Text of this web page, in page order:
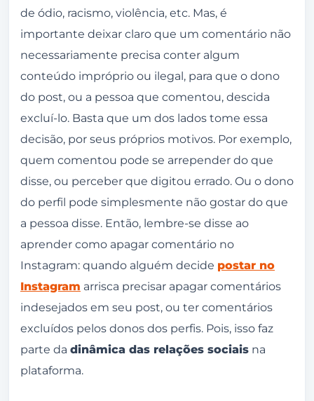
de ódio, racismo, violência, etc. Mas, é
importante deixar claro que um comentário não
necessariamente precisa conter algum
conteúdo impróprio ou ilegal, para que o dono
do post, ou a pessoa que comentou, descida
excluí-lo. Basta que um dos lados tome essa
decisão, por seus próprios motivos. Por exemplo,
quem comentou pode se arrepender do que
disse, ou perceber que digitou errado. Ou o dono
do perfil pode simplesmente não gostar do que
a pessoa disse. Então, lembre-se disse ao
aprender como apagar comentário no
Instagram: quando alguém decide postar no
Instagram arrisca precisar apagar comentários
indesejados em seu post, ou ter comentários
excluídos pelos donos dos perfis. Pois, isso faz
parte da dinâmica das relações sociais na
plataforma.